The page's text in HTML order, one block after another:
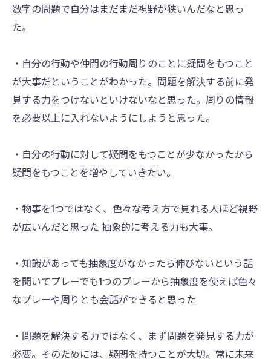
数字の問題で自分はまだまだ視野が狭いんだなと思っ
た。
・自分の行動や仲間の行動周りのことに疑問をもつこと
が大事だということがわかった。問題を解決する前に発
見する力をつけないといけないなと思った。周りの情報
を必要以上に入れないようにしようと思った。
・自分の行動に対して疑問をもつことが少なかったから
疑問をもつことを増やしていきたい。
・物事を1つではなく、色々な考え方で見れる人ほど視野
が広いんだと思った 抽象的に考える力も大事。
・知識があっても抽象度がなかったら伸びないという話
を聞いてプレーでも1つのプレーから抽象度を使えば色々
なプレーや周りとも会話ができると思った
・問題を解決する力ではなく、まず問題を発見する力が
必要。そのためには、疑問を持つことが大切。常に未来